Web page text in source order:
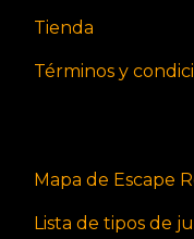
Tienda
Términos y
Mapa de Escape
Lista de tipos de